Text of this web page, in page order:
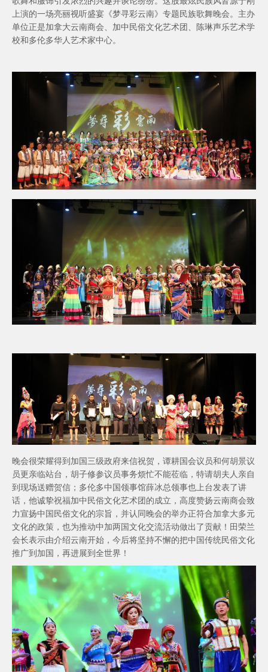
上演的一场亮丽视听盛宴《梦寻彩云南》专题民族歌舞晚会。主办
单位正是加拿大云南商会、加中民俗文化艺术团、陈琳声乐艺术学
校和多伦多华人艺术家中心。
晚会很荣耀得到加国三级政府来信祝贺，谭耕国会议员和何胡景议
员更亲临站台，胡子修参议员事务烦忙不能莅临，特请胡夫人亲自
到现场送赠贺信；多伦多中国领事馆薛冰总领事也上台发表了讲
话，他诚挚祝福加中民俗文化艺术团的成立，高度赞扬云南商会致
力宣扬中国民俗文化的宗旨，并认同晚会的举办正符合加拿大多元
文化的政策，也为推动中加两国文化交流活动做出了贡献！田荣兰
会长表示由介绍云南开始，今后将坚持不懈的把中国传统民俗文化
推广到加国，再进展到全世界！